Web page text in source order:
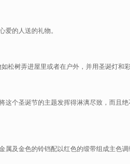
爱的人送的礼物。
树弄进屋里或者在户外，并用圣诞灯和
个圣诞节的主题发挥得淋漓尽致，而且
及金色的铃铛配以红色的缎带组成主色调